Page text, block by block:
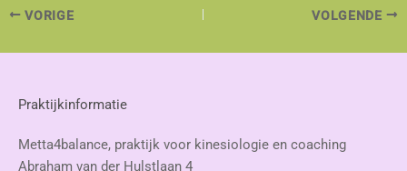
VORIGE VOLGENDE
Praktijkinformatie
Metta4balance, praktijk voor kinesiologie en coaching
Abraham van der Hulstlaan 4